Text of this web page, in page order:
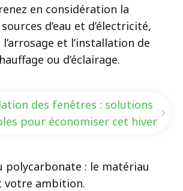
en considération la
d’eau et d’électricité,
et l’installation de
ou d’éclairage.
des fenêtres : solutions
pour économiser cet hiver
polycarbonate : le matériau
votre ambition.